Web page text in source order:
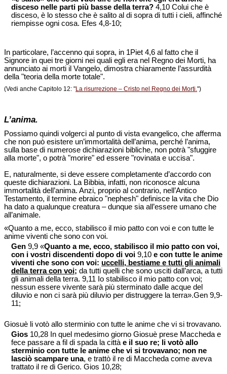
disceso nelle parti più basse della terra? 4,10 Colui che è
disceso, è lo stesso che è salito al di sopra di tutti i cieli, affinché
riempisse ogni cosa. Efes 4,8-10;
In particolare, l’accenno qui sopra, in 1Piet 4,6 al fatto che il
Signore in quei tre giorni nei quali egli era nel Regno dei Morti, ha
annunciato ai morti il Vangelo, dimostra chiaramente l’assurdità
della "teoria della morte totale".
(Vedi anche Capitolo 12: "La risurrezione – Cristo nel Regno dei Morti.")
L’anima.
Possiamo quindi volgerci al punto di vista evangelico, che afferma
che non può esistere un’immortalità dell’anima, perché l’anima,
sulla base di numerose dichiarazioni bibliche, non potrà "sfuggire
alla morte", o potrà "morire" ed essere "rovinata e uccisa".
E, naturalmente, si deve essere completamente d’accordo con
queste dichiarazioni. La Bibbia, infatti, non riconosce alcuna
immortalità dell’anima. Anzi, proprio al contrario, nell’Antico
Testamento, il termine ebraico "nephesh" definisce la vita che Dio
ha dato a qualunque creatura – dunque sia all’essere umano che
all’animale.
«Quanto a me, ecco, stabilisco il mio patto con voi e con tutte le
anime viventi che sono con voi.
Gen 9,9 «Quanto a me, ecco, stabilisco il mio patto con voi,
con i vostri discendenti dopo di voi 9,10 e con tutte le anime
viventi che sono con voi: uccelli, bestiame e tutti gli animali
della terra con voi; da tutti quelli che sono usciti dall’arca, a tutti
gli animali della terra. 9,11 Io stabilisco il mio patto con voi;
nessun essere vivente sarà più sterminato dalle acque del
diluvio e non ci sarà più diluvio per distruggere la terra».Gen 9,9-
11;
Giosuè li votò allo sterminio con tutte le anime che vi si trovavano.
Gios 10,28 In quel medesimo giorno Giosuè prese Maccheda e
fece passare a fil di spada la città e il suo re; li votò allo
sterminio con tutte le anime che vi si trovavano; non ne
lasciò scampare una, e trattò il re di Maccheda come aveva
trattato il re di Gerico. Gios 10,28;